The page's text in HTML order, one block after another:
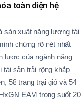
toàn diện hệ
sản xuất năng lượng tái
chứng rõ nét nhất
lược của ngành năng
sản trải rộng khắp
58 trang trại gió và 54
EAM trong suốt 20